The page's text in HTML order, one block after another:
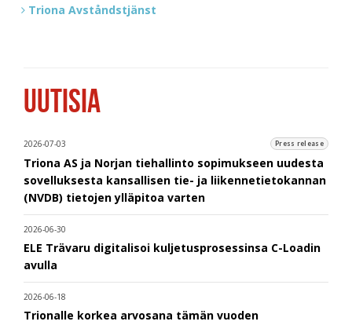
Triona Avståndstjänst
UUTISIA
2026-07-03 Press release
Triona AS ja Norjan tiehallinto sopimukseen uudesta
sovelluksesta kansallisen tie- ja liikennetietokannan
(NVDB) tietojen ylläpitoa varten
2026-06-30
ELE Trävaru digitalisoi kuljetusprosessinsa C-Loadin
avulla
2026-06-18
Trionalle korkea arvosana tämän vuoden